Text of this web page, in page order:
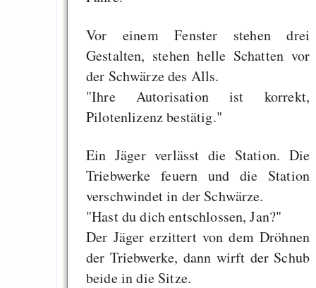
Vor einem Fenster stehen drei
Gestalten, stehen helle Schatten vor
der Schwärze des Alls.
"Ihre Autorisation ist korrekt,
Pilotenlizenz bestätig."
Ein Jäger verlässt die Station. Die
Triebwerke feuern und die Station
verschwindet in der Schwärze.
"Hast du dich entschlossen, Jan?"
Der Jäger erzittert von dem Dröhnen
der Triebwerke, dann wirft der Schub
beide in die Sitze.